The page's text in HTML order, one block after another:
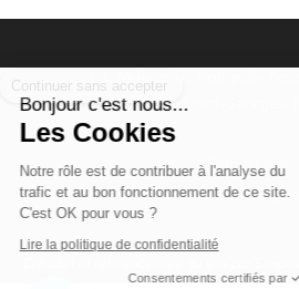
28 place Saint-Georges
Plan du site
Mentions légales
Bonjour c'est nous...
Les Cookies
Notre rôle est de contribuer à l'analyse du
trafic et au bon fonctionnement de ce site.
C'est OK pour vous ?
Lire la politique de confidentialité
Consentements certifiés par